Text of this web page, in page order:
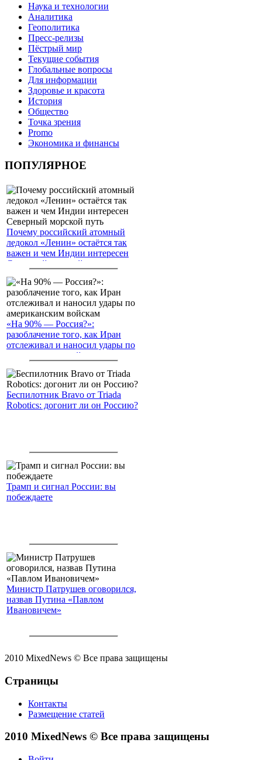
Наука и технологии
Аналитика
Геополитика
Пресс-релизы
Пёстрый мир
Текущие события
Глобальные вопросы
Для информации
Здоровье и красота
История
Общество
Точка зрения
Promo
Экономика и финансы
ПОПУЛЯРНОЕ
Почему российский атомный
ледокол «Ленин» остаётся так
важен и чем Индии интересен
Северный морской путь
«На 90% — Россия?»:
разоблачение того, как Иран
отслеживал и наносил удары по
американским войскам
Беспилотник Bravo от Triada
Robotics: догонит ли он Россию?
Трамп и сигнал России: вы
побеждаете
Министр Патрушев оговорился,
назвав Путина «Павлом
Ивановичем»
2010 MixedNews © Все права защищены
Страницы
Контакты
Размещение статей
2010 MixedNews © Все права защищены